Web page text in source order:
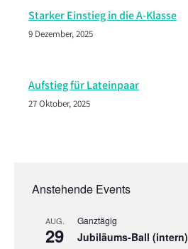
Starker Einstieg in die A-Klasse
9 Dezember, 2025
Aufstieg für Lateinpaar
27 Oktober, 2025
Anstehende Events
AUG.
29
Ganztägig
Jubiläums-Ball (intern)